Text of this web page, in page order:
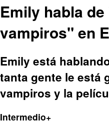
Emily habla
vampiros" en
Emily está
tanta gente le está
vampiros y la
Intermedio+